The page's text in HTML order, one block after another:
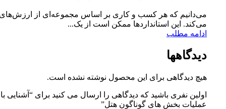
می‌دانیم که هر کسب و کاری بر اساس مجموعه‌ای از ارزش‌های
می‌کند. این استانداردها ممکن است از یک...
ادامه مطلب
دیدگاهها
هیچ دیدگاهی برای این محصول نوشته نشده است.
اولین نفری باشید که دیدگاهی را ارسال می کنید برای “آشنایی
عملیات بخش های گوناگون هتل”